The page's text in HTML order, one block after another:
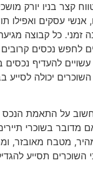
קצר בניו יורק
אנשי עסקים ואפילו
זמני. כל קבוצה
לחפש נכסים
להעדיף נכסים
השוכרים יכולה לסייע
על התאמת
מדובר בשוכרי
מטבח מאובזר,
תסייע